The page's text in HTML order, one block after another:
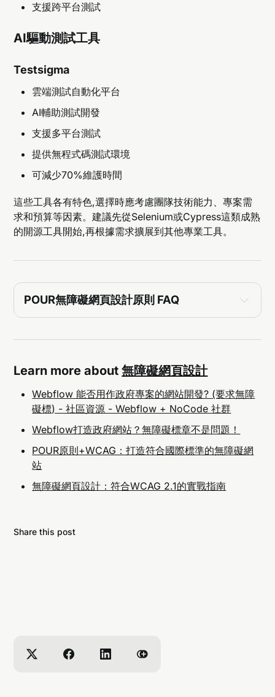
支援跨平台測試
AI驅動測試工具
Testsigma
雲端測試自動化平台
AI輔助測試開發
支援多平台測試
提供無程式碼測試環境
可減少70%維護時間
這些工具各有特色,選擇時應考慮團隊技術能力、專案需
求和預算等因素。建議先從Selenium或Cypress這類成熟
的開源工具開始,再根據需求擴展到其他專業工具。
POUR無障礙網頁設計原則 FAQ
Q1: 什麼是POUR無障礙網頁設計原則？
Q2: 如何確保網站設計的一致性？
Q3: 哪些CSS框架最適合維持網站設計一致性？
Q4: 網站無障礙設計如何提升使用者體驗？
Learn more about無障礙網頁設計
Webflow 能否用作政府專案的網站開發? (要求無障
礙標) - 社區資源 - Webflow + NoCode 社群
Webflow打造政府網站？無障礙標章不是問題！
POUR原則+WCAG：打造符合國際標準的無障礙網
站
無障礙網頁設計：符合WCAG 2.1的實戰指南
Share this post